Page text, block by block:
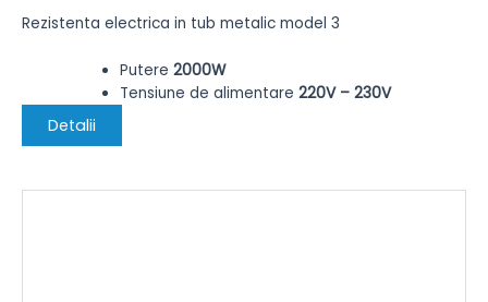
Rezistenta electrica in tub metalic model 3
Putere 2000W
Tensiune de alimentare 220V – 230V
Detalii